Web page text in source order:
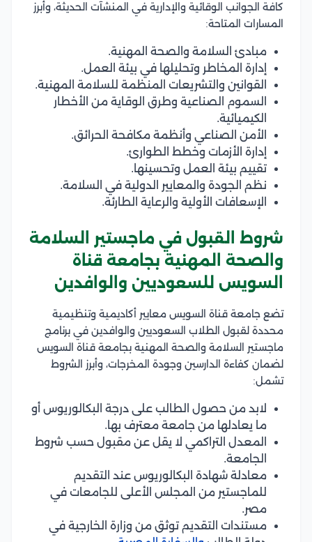
كافة الجوانب الوقائية والإدارية في المنشآت الحديثة، وأبرز
المسارات المتاحة:
مبادئ السلامة والصحة المهنية.
إدارة المخاطر وتحليلها في بيئة العمل.
القوانين والتشريعات المنظمة للسلامة المهنية.
السموم الصناعية وطرق الوقاية من الأخطار
الكيميائية.
الأمن الصناعي وأنظمة مكافحة الحرائق.
إدارة الأزمات وخطط الطوارئ.
تقييم بيئة العمل وتحسينها.
نظم الجودة والمعايير الدولية في السلامة.
الإسعافات الأولية والرعاية الطارئة.
شروط القبول في ماجستير السلامة
والصحة المهنية بجامعة قناة
السويس للسعوديين والوافدين
تضع جامعة قناة السويس معايير أكاديمية وتنظيمية
محددة لقبول الطلاب السعوديين والوافدين في برنامج
ماجستير السلامة والصحة المهنية بجامعة قناة السويس
لضمان كفاءة الدارسين وجودة المخرجات، وأبرز الشروط
تشمل:
لابد من حصول الطالب على درجة البكالوريوس أو
ما يعادلها من جامعة معترف بها.
المعدل التراكمي لا يقل عن مقبول حسب شروط
الجامعة.
معادلة شهادة البكالوريوس عند التقديم
للماجستير من المجلس الأعلى للجامعات في
مصر.
مستندات التقديم توثق من وزارة الخارجية في